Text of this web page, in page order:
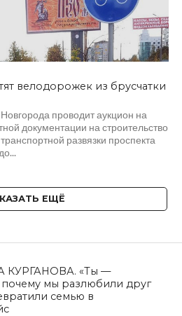
велодорожек из брусчатки
проводит аукцион на
документации на строительство
развязки проспекта
ЕЩЁ
КУРГАНОВА. «Ты —
почему мы разлюбили друг
семью в